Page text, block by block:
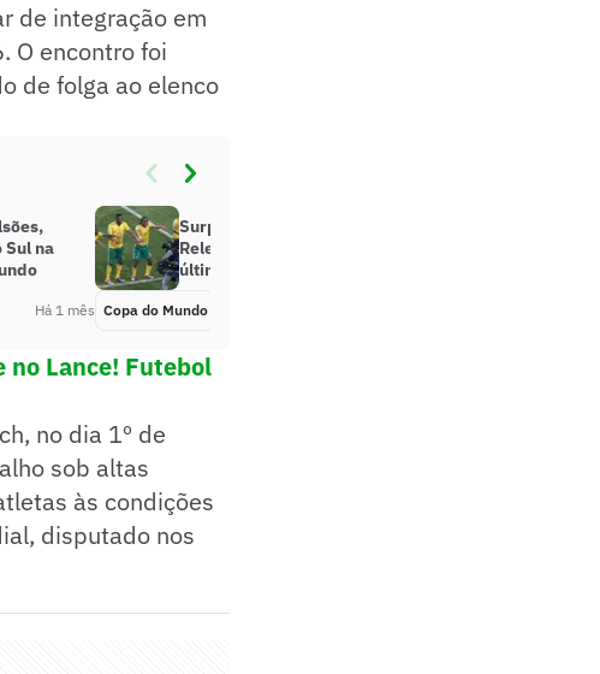
de integração em
O encontro foi
de folga ao elenco
Sul na
Há 1 mês
Surpresa, golaço e contra:
Relembre o primeiro gol das
últimas Copas
Copa do Mundo
no Lance! Futebol
no dia 1º de
sob altas
às condições
disputado nos